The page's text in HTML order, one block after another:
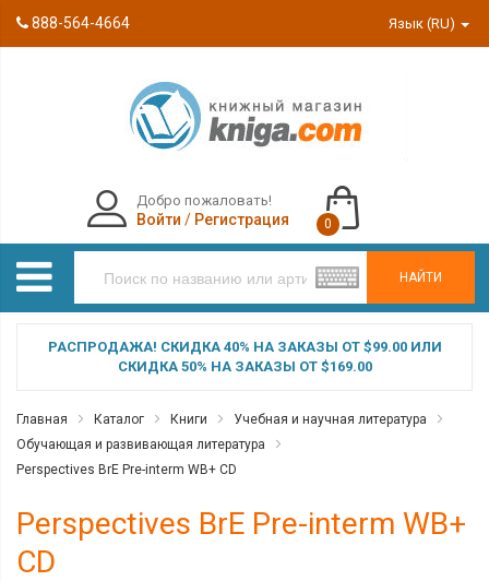
888-564-4664 Язык (RU)
НАЙТИ
Добро пожаловать!
Войти / Регистрация 0
РАСПРОДАЖА! СКИДКА 40% НА ЗАКАЗЫ ОТ $99.00 ИЛИ
СКИДКА 50% НА ЗАКАЗЫ ОТ $169.00
Главная Каталог Книги
Учебная и научная литература
Обучающая и развивающая литература
Perspectives BrE Pre-interm WB+ CD
Perspectives BrE Pre-interm WB+
CD